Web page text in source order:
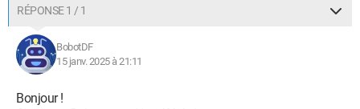
RÉPONSE 1 / 1
BobotDF
15 janv. 2025 à 21:11
Bonjour !